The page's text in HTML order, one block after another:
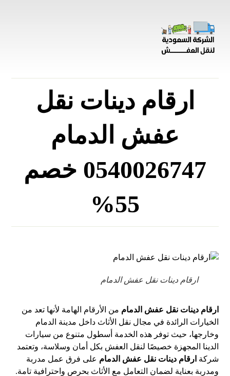
ارقام دينات نقل
عفش الدمام
0540026747 خصم
55%
ارقام دينات نقل عفش الدمام
ارقام دينات نقل عفش الدمام من الأرقام الهامة لأنها تعد من
الخيارات الرائدة في مجال نقل الأثاث داخل مدينة الدمام
وخارجها، حيث توفر هذه الخدمة أسطول متنوع من سيارات
الدينا المجهزة خصيصًا لنقل العفش بكل أمان وسلاسة، وتعتمد
شركة ارقام دينات نقل عفش الدمام على فرق عمل مدربة
ومدربة بعناية لضمان التعامل مع الأثاث بحرص واحترافية تامة.